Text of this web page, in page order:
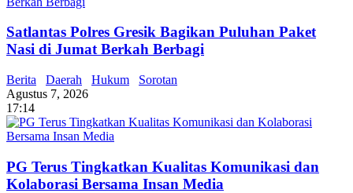
Satlantas Polres Gresik Bagikan Puluhan Paket
Nasi di Jumat Berkah Berbagi
Berita Daerah Hukum
Sorotan
Agustus 7, 2026
17:14
PG Terus Tingkatkan Kualitas Komunikasi dan
Kolaborasi Bersama Insan Media